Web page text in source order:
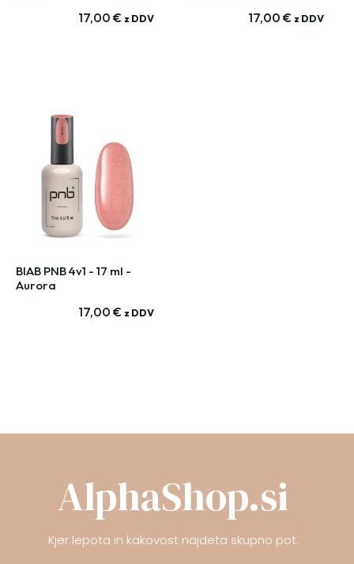
17,00€ z DDV 17,00€ z DDV
BIAB PNB 4v1 - 17 ml -
Aurora
17,00€ z DDV
AlphaShop.si
Kjer lepota in kakovost najdeta skupno pot.